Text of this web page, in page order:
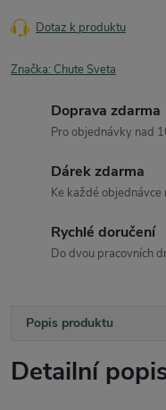
Dotaz k produktu
Značka: Chute Sveta
Doprava zdarma
Pro objednávky nad
Dárek zdarma
Ke každé
Rychlé doručení
Do dvou pracovních
Popis produktu
Detailní